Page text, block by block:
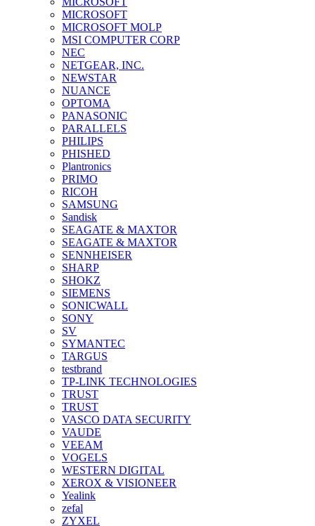
MICROSOFT
MICROSOFT MOLP
MSI COMPUTER CORP
NEC
NETGEAR, INC.
NEWSTAR
NUANCE
OPTOMA
PANASONIC
PARALLELS
PHILIPS
PHISHED
Plantronics
PRIMO
RICOH
SAMSUNG
Sandisk
SEAGATE & MAXTOR
SEAGATE & MAXTOR
SENNHEISER
SHARP
SHOKZ
SIEMENS
SONICWALL
SONY
SV
SYMANTEC
TARGUS
testbrand
TP-LINK TECHNOLOGIES
TRUST
TRUST
VASCO DATA SECURITY
VAUDE
VEEAM
VOGELS
WESTERN DIGITAL
XEROX & VISIONEER
Yealink
zefal
ZYXEL